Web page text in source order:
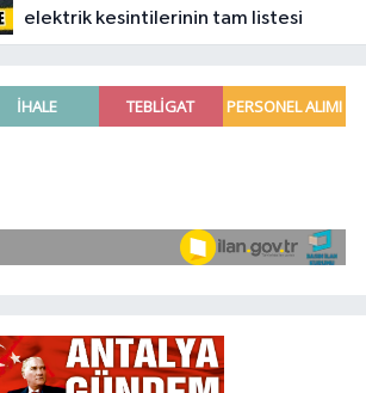
elektrik kesintilerinin tam listesi